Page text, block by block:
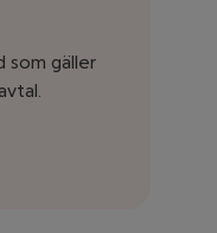
som gäller